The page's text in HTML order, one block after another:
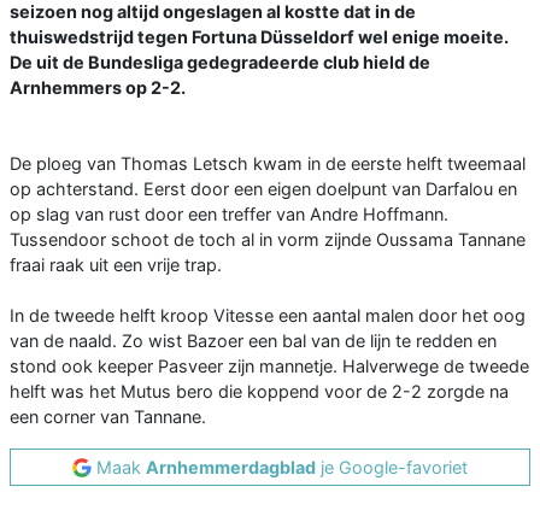
seizoen nog altijd ongeslagen al kostte dat in de
thuiswedstrijd tegen Fortuna Düsseldorf wel enige moeite.
De uit de Bundesliga gedegradeerde club hield de
Arnhemmers op 2-2.
De ploeg van Thomas Letsch kwam in de eerste helft tweemaal
op achterstand. Eerst door een eigen doelpunt van Darfalou en
op slag van rust door een treffer van Andre Hoffmann.
Tussendoor schoot de toch al in vorm zijnde Oussama Tannane
fraai raak uit een vrije trap.
In de tweede helft kroop Vitesse een aantal malen door het oog
van de naald. Zo wist Bazoer een bal van de lijn te redden en
stond ook keeper Pasveer zijn mannetje. Halverwege de tweede
helft was het Mutus bero die koppend voor de 2-2 zorgde na
een corner van Tannane.
Maak Arnhemmerdagblad je Google-favoriet